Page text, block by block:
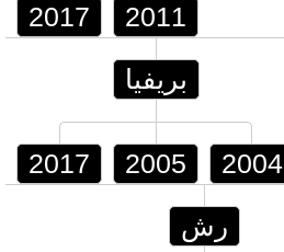
2017 2011
بريفيا
2017 2005 2004
رش